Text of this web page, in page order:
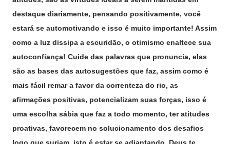
destaque diariamente, pensando positivamente, você
estará se automotivando e isso é muito importante! Assim
como a luz dissipa a escuridão, o otimismo enaltece sua
autoconfiança! Cuide das palavras que pronuncia, elas
são as bases das autosugestões que faz, assim como é
mais fácil remar a favor da correnteza do rio, as
afirmações positivas, potencializam suas forças, isso é
uma escolha sábia que faz a todo momento, ter atitudes
proativas, favorecem no solucionamento dos desafios